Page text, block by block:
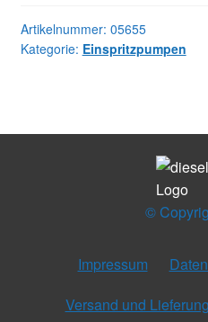
Menge
Artikelnummer: 05655
Kategorie: Einspritzpumpen
©
Impressum
Versand und Lieferung